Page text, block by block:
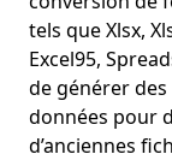
tels que Xlsx,
Excel95,
de générer des
données pour
d’anciennes